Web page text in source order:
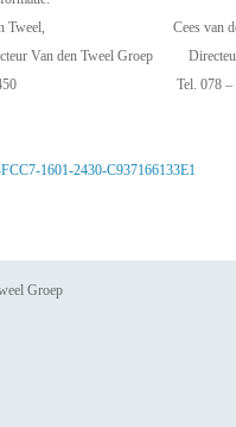
den Tweel, Cees van der
Van den Tweel Groep
Tel. 078 –
1601-2430-C937166133E1
Groep